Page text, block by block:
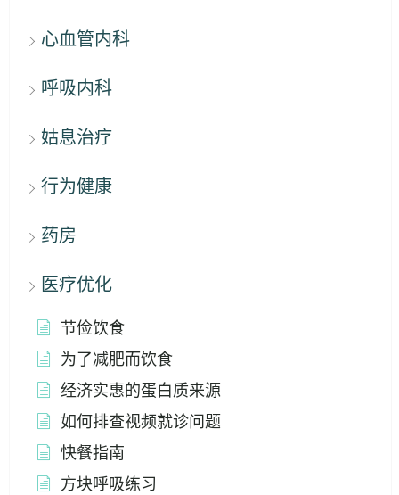
心血管内科
呼吸内科
姑息治疗
行为健康
药房
医疗优化
节俭饮食
为了减肥而饮食
经济实惠的蛋白质来源
如何排查视频就诊问题
快餐指南
方块呼吸练习